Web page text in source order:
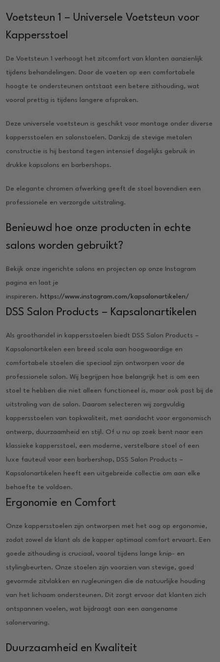
Voetsteun 1 – Universele Voetsteun voor
Kappersstoel
De Voetsteun 1 verhoogt het zitcomfort van klanten aanzienlijk
tijdens behandelingen. Door de voeten op een comfortabele
hoogte te ondersteunen ontstaat een betere zithouding, wat
vooral prettig is tijdens langere afspraken.
Deze universele voetsteun is geschikt voor montage onder diverse
kappersstoelen en salonstoelen. Dankzij de stevige metalen
constructie is hij bestand tegen intensief dagelijks gebruik in
drukke kapsalons en barbershops.
De elegante chromen afwerking geeft de stoel bovendien een
professionele en verzorgde uitstraling.
Benieuwd hoe onze producten in echte
salons worden gebruikt?
Bekijk onze ingerichte salons en projecten op onze Instagram
pagina en laat je
inspireren. https://www.instagram.com/kapsalonartikelen/
DSS Salon Products – Kapsalonartikelen
Als groothandel in kappersstoelen biedt DSS Salon Products –
Kapsalonartikelen een breed scala aan hoogwaardige en
comfortabele stoelen die speciaal zijn ontworpen voor de
professionele salon. Wij begrijpen hoe belangrijk het is om een
stoel te hebben die niet alleen functioneel is, maar ook past bij de
uitstraling van de salon. Daarom selecteren wij zorgvuldig
kappersstoelen van topkwaliteit, met aandacht voor ergonomisch
ontwerp, duurzaamheid en stijl. Of u nu op zoek bent naar een
klassieke kappersstoel, een moderne, verstelbare stoel of een
luxe fauteuil voor een barbershop, DSS Salon Products –
Kapsalonartikelen heeft een uitgebreide collectie om aan elke
behoefte te voldoen.
Ergonomie en Comfort
Onze kappersstoelen zijn ontworpen met het oog op ergonomie,
zodat zowel de klant als de kapper optimaal comfort ervaart. Een
goede zithouding is cruciaal, vooral tijdens lange knip- en
stylingbeurten. Onze stoelen zijn voorzien van stevige, goed
gevormde zitvlakken en rugleuningen die de natuurlijke houding
van het lichaam ondersteunen. Dit zorgt ervoor dat klanten zich
ontspannen voelen, wat bijdraagt aan een aangename
salonervaring.
Duurzaamheid en Kwaliteit